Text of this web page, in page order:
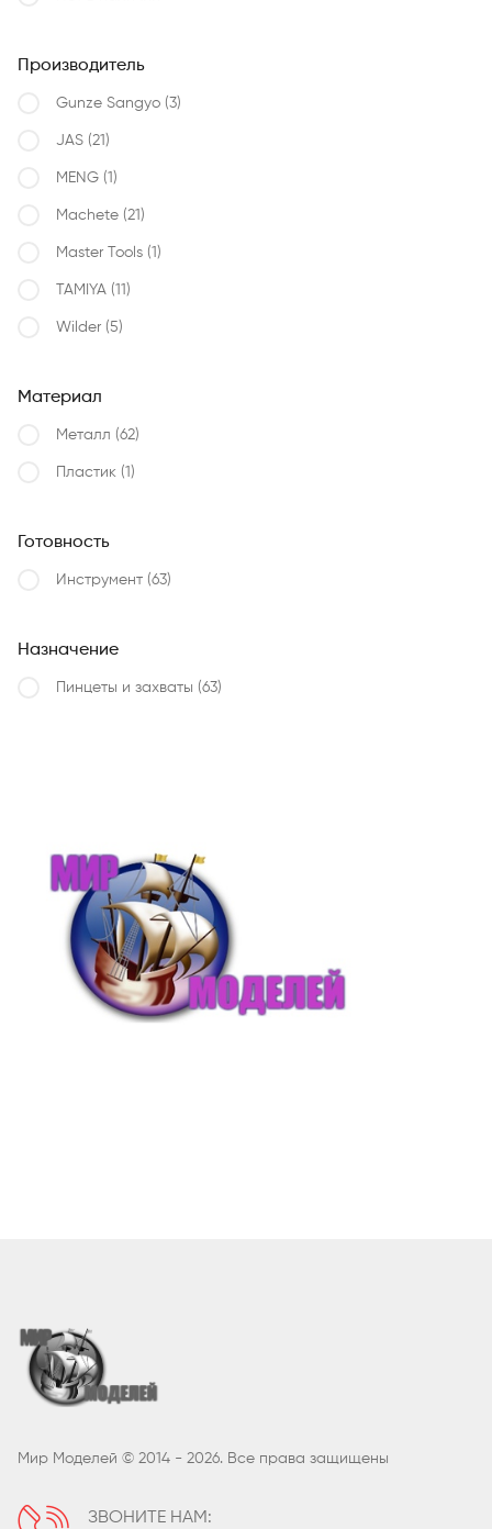
Производитель
Gunze Sangyo (3)
JAS (21)
MENG (1)
Machete (21)
Master Tools (1)
TAMIYA (11)
Wilder (5)
Материал
Металл (62)
Пластик (1)
Готовность
Инструмент (63)
Назначение
Пинцеты и захваты (63)
Мир Моделей © 2014 - 2026. Все права защищены
ЗВОНИТЕ НАМ: